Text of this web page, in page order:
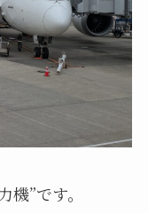
”です。